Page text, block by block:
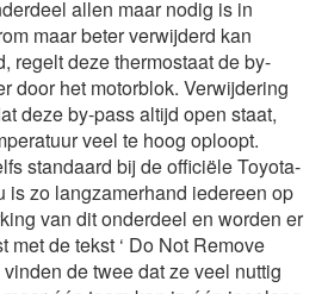
allen maar nodig is in
maar beter verwijderd kan
regelt deze thermostaat de by-
door het motorblok. Verwijdering
deze by-pass altijd open staat,
veel te hoog oploopt.
standaard bij de officiële Toyota-
is zo langzamerhand iedereen op
van dit onderdeel en worden er
met de tekst ‘ Do Not Remove
vinden de twee dat ze veel nuttig